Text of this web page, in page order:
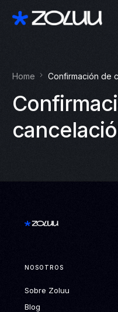
Home Confirmación de
NOSOTROS
Sobre Zoluu
Blog